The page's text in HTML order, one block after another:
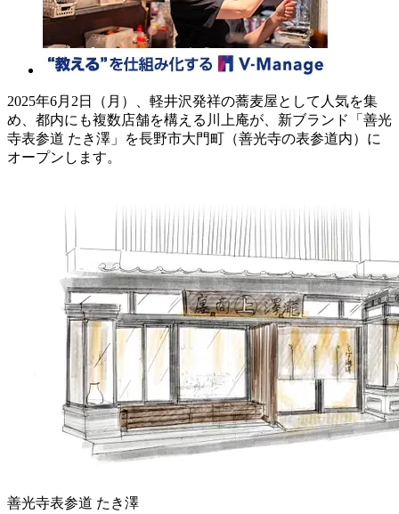
2025年6月2日（月）、軽井沢発祥の蕎麦屋として人気を集
め、都内にも複数店舗を構える川上庵が、新ブランド「善光
寺表参道 たき澤」を長野市大門町（善光寺の表参道内）に
オープンします。
善光寺表参道 たき澤